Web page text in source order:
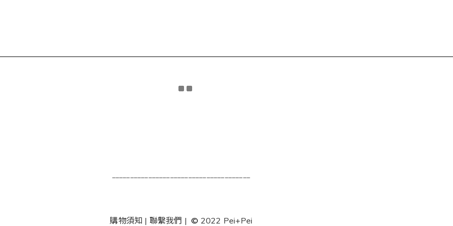
購物須知 | 聯繫我們 |© 2022 Pei+Pei